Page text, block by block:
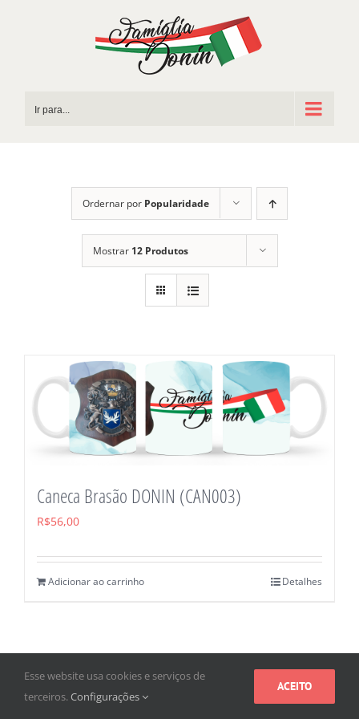
Ir para...
Ordernar por Popularidade
Mostrar 12 Produtos
Caneca Brasão DONIN (CAN003)
R$56,00
Adicionar ao carrinho Detalhes
Esse website usa cookies e serviços de
terceiros.Configurações
ACEITO